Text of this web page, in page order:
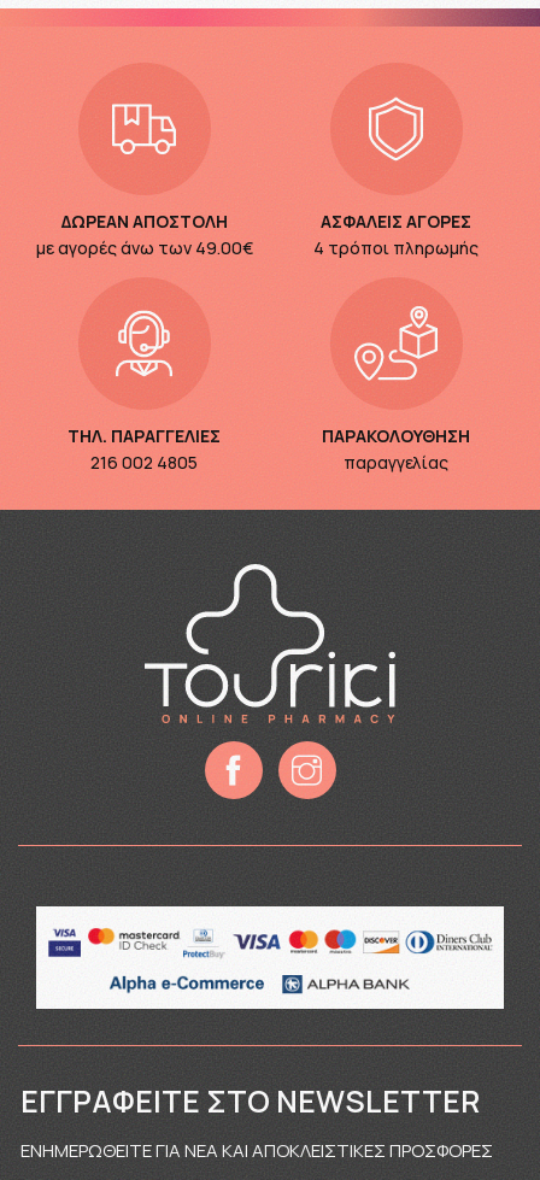
ΔΩΡΕΑΝ ΑΠΟΣΤΟΛΗ
με αγορές άνω των 49.00€
ΑΣΦΑΛΕΙΣ ΑΓΟΡΕΣ
4 τρόποι πληρωμής
ΤΗΛ. ΠΑΡΑΓΓΕΛΙΕΣ
216 002 4805
ΠΑΡΑΚΟΛΟΥΘΗΣΗ
παραγγελίας
ΕΓΓΡΑΦΕΊΤΕ ΣΤΟ NEWSLETTER
ΕΝΗΜΕΡΩΘΕΙΤΕ ΓΙΑ ΝΕΑ ΚΑΙ ΑΠΟΚΛΕΙΣΤΙΚΕΣ ΠΡΟΣΦΟΡΕΣ